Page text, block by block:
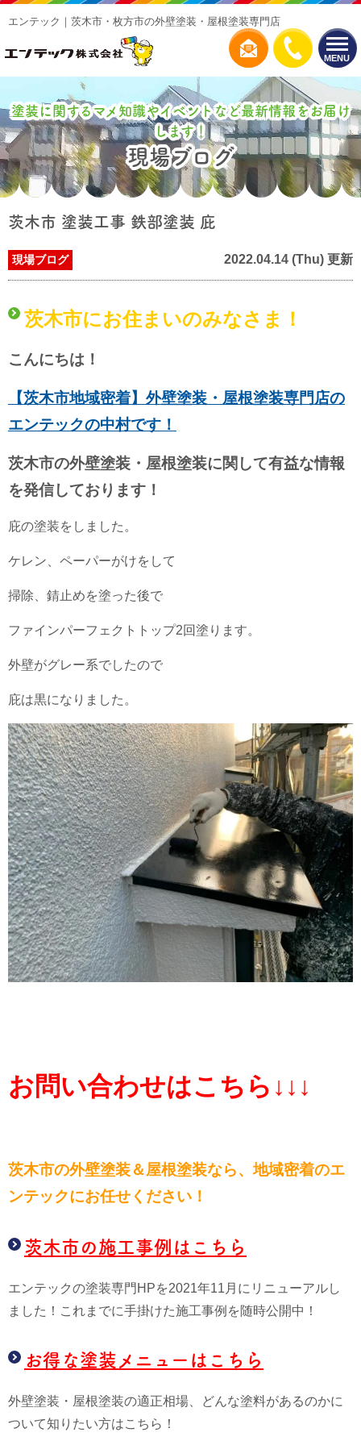
MENU
エンテック｜茨木市・枚方市の外壁塗装・屋根塗装専門店
塗装に関するマメ知識やイベントなど最新情報をお届け
します！
現場ブログ
茨木市 塗装工事 鉄部塗装 庇
現場ブログ 2022.04.14 (Thu) 更新
茨木市にお住まいのみなさま！
こんにちは！
【茨木市地域密着】外壁塗装・屋根塗装専門店の
エンテックの中村です！
茨木市の外壁塗装・屋根塗装に関して有益な情報
を発信しております！
庇の塗装をしました。
ケレン、ペーパーがけをして
掃除、錆止めを塗った後で
ファインパーフェクトトップ2回塗ります。
外壁がグレー系でしたので
庇は黒になりました。
お問い合わせはこちら↓↓↓
茨木市の外壁塗装＆屋根塗装なら、地域密着のエ
ンテックにお任せください！
茨木市の施工事例はこちら
エンテックの塗装専門HPを2021年11月にリニューアルし
ました！これまでに手掛けた施工事例を随時公開中！
お得な塗装メニューはこちら
外壁塗装・屋根塗装の適正相場、どんな塗料があるのかに
ついて知りたい方はこちら！